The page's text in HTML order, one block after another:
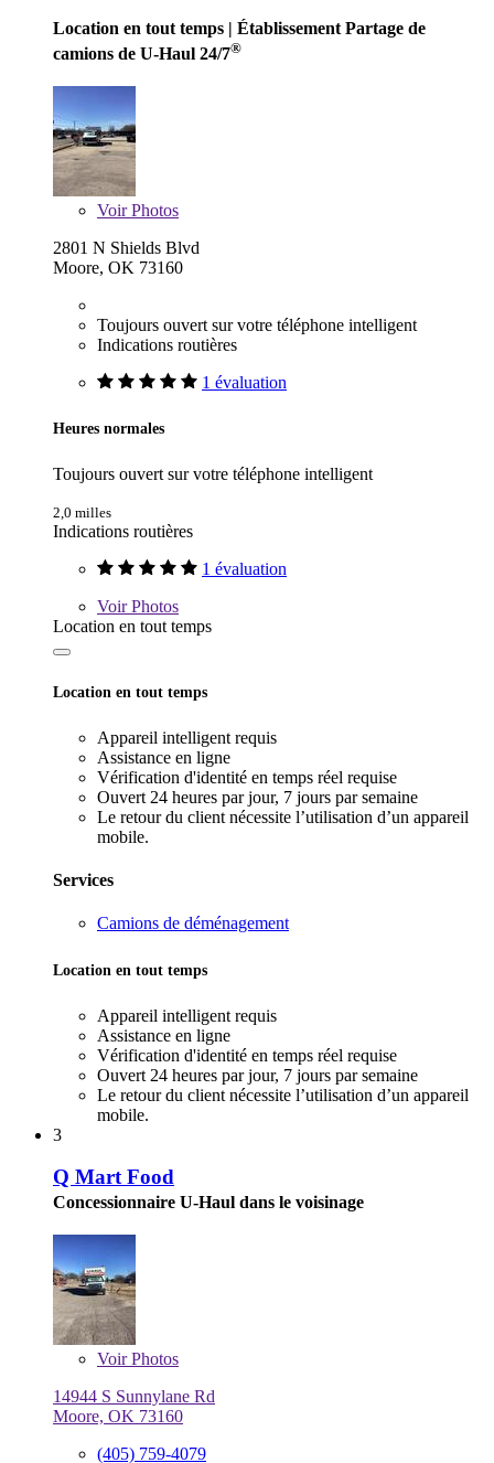
Location en tout temps | Établissement Partage de
camions de U-Haul 24/7®
VoirPhotos
2801 N Shields Blvd
Moore, OK 73160
Toujours ouvert sur votre téléphone intelligent
Indications routières
1 évaluation
Heures normales
Toujours ouvert sur votre téléphone intelligent
2,0 milles
Indications routières
1 évaluation
VoirPhotos
Location en tout temps
Location en tout temps
Appareil intelligent requis
Assistance en ligne
Vérification d'identité en temps réel requise
Ouvert 24 heures par jour, 7 jours par semaine
Le retour du client nécessite l’utilisation d’un appareil
mobile.
Services
Camions de déménagement
Location en tout temps
Appareil intelligent requis
Assistance en ligne
Vérification d'identité en temps réel requise
Ouvert 24 heures par jour, 7 jours par semaine
Le retour du client nécessite l’utilisation d’un appareil
mobile.
3
Q Mart Food
Concessionnaire U-Haul dans le voisinage
VoirPhotos
14944 S Sunnylane Rd
Moore, OK 73160
(405) 759-4079